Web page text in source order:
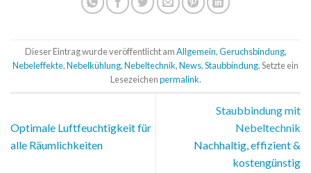
Dieser Eintrag wurde veröffentlicht amAllgemein,Geruchsbindung,
Nebeleffekte,Nebelkühlung,Nebeltechnik,News,Staubbindung. Setzte ein
Lesezeichenpermalink.
Optimale Luftfeuchtigkeit für
alle Räumlichkeiten
Staubbindung mit
Nebeltechnik
Nachhaltig, effizient &
kostengünstig